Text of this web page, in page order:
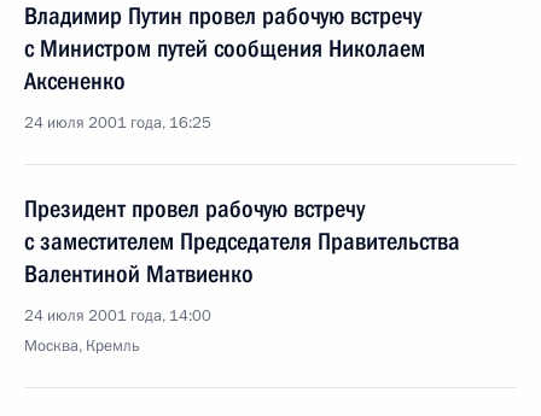
Владимир Путин провел рабочую встречу
с Министром путей сообщения Николаем
Аксененко
24 июля 2001 года, 16:25
Президент провел рабочую встречу
с заместителем Председателя Правительства
Валентиной Матвиенко
24 июля 2001 года, 14:00
Москва, Кремль